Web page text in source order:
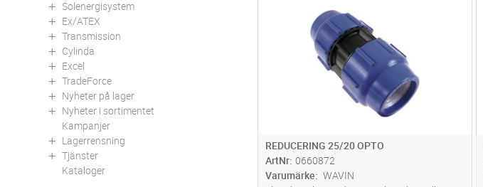
Solenergisystem
Ex/ATEX
Transmission
Cylinda
Excel
TradeForce
Nyheter på lager
Nyheter i sortimentet
Kampanjer
Lagerrensning
Tjänster
Kataloger
ST
REDUCERING 25/20 OPTO
ArtNr 0660872
Varumärke
WAVIN